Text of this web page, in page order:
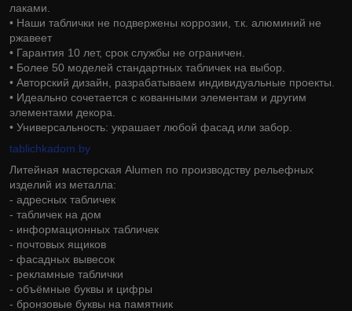
лаками.
• Наши таблички не подвержены коррозии, т.к. алюминий не
ржавеет
• Гарантия 10 лет, срок службы не ограничен.
• Более 50 моделей стандартных табличек на выбор.
• Авторский дизайн, разрабатываем индивидуальные проекты.
• Идеально сочетается с кованными элементам и другим
элементами декора.
• Универсальность: украшает любой фасад или забор.
tablichkadom.by
Литейная мастерская Alumen по производству рельефных
изделий из металла:
- адресных табличек
- табличек на дом
- информационных табличек
- почтовых ящиков
- фасадных вывесок
- рекламные таблички
- объёмные буквы и цифры
- бронзовые буквы на памятник